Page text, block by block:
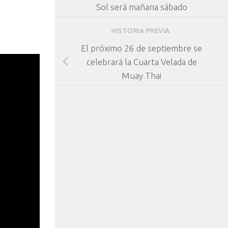
Sol será mañana sábado
HISTORIA PREVIA
El próximo 26 de septiembre se
celebrará la Cuarta Velada de
Muay Thai